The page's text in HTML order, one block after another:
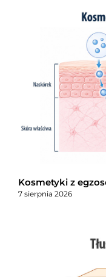
Kosmetyki z
7 sierpnia 2026